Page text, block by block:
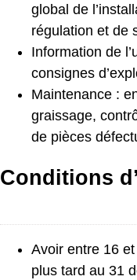
global de
régulation et de
Information de
consignes
Maintenance :
graissage,
de pièces
Conditions
Avoir entre 16
plus tard au 31